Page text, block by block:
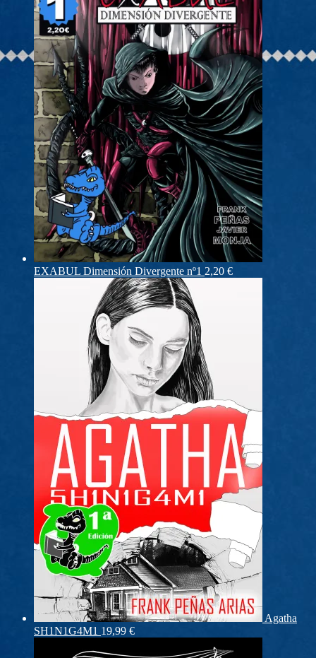
EXABUL Dimensión Divergente nº1 2,20 €
Agatha
SH1N1G4M1 19,99 €